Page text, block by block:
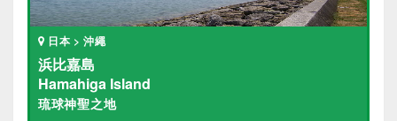
日本 > 沖繩
浜比嘉島
Hamahiga Island
琉球神聖之地